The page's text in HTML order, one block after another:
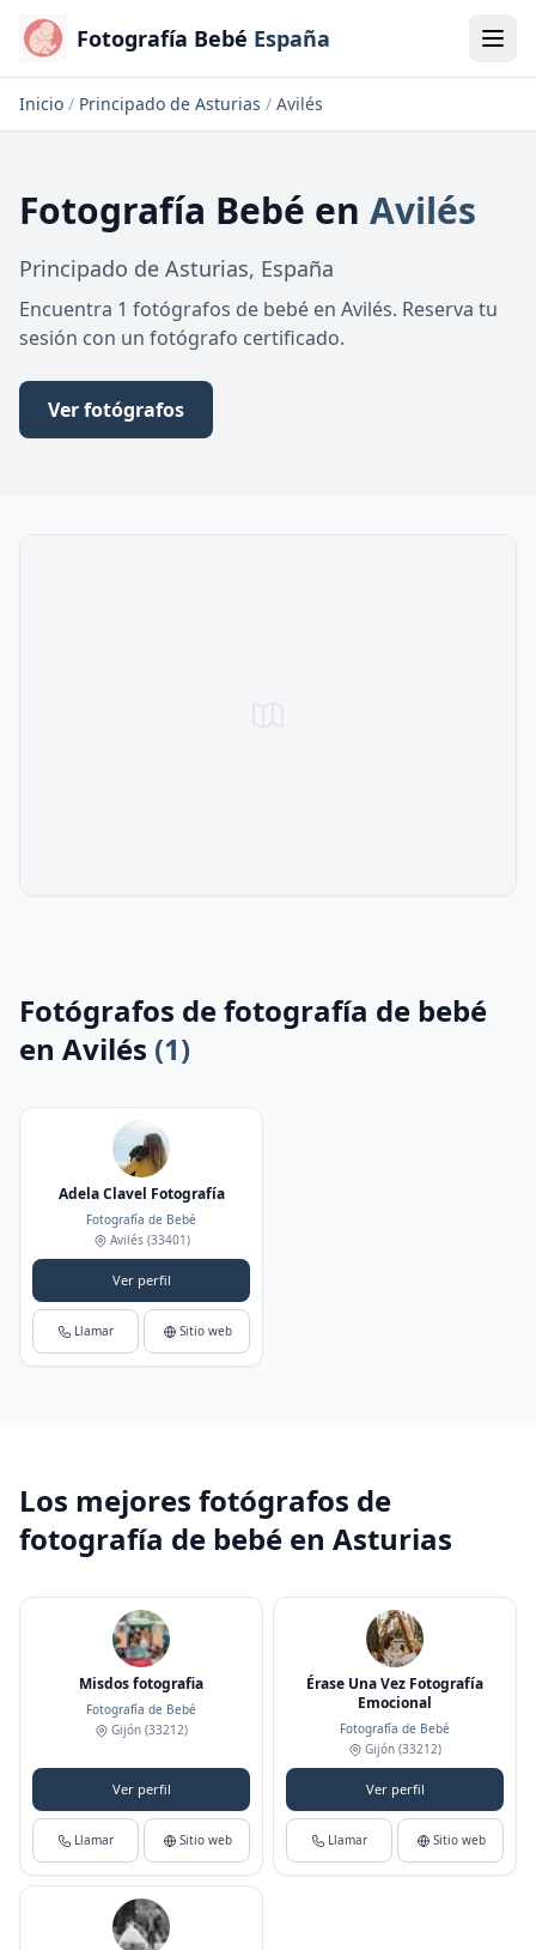
Fotografía Bebé España
Inicio / Principado de Asturias / Avilés
Fotografía Bebé en Avilés
Principado de Asturias, España
Encuentra 1 fotógrafos de bebé en Avilés. Reserva tu
sesión con un fotógrafo certificado.
Ver fotógrafos
Fotógrafos de fotografía de bebé
en Avilés (1)
Adela Clavel Fotografía
Fotografía de Bebé
Avilés(33401)
Ver perfil
Llamar Sitio web
Los mejores fotógrafos de
fotografía de bebé en Asturias
Misdos fotografia
Fotografía de Bebé
Gijón (33212)
Ver perfil
Llamar Sitio web
Érase Una Vez Fotografía
Emocional
Fotografía de Bebé
Gijón (33212)
Ver perfil
Llamar Sitio web